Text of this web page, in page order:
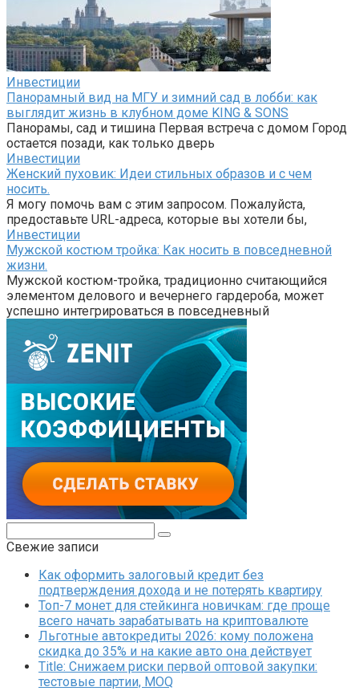
Инвестиции
Панорамный вид на МГУ и зимний сад в лобби: как
выглядит жизнь в клубном доме KING & SONS
Панорамы, сад и тишина Первая встреча с домом Город
остается позади, как только дверь
Инвестиции
Женский пуховик: Идеи стильных образов и с чем
носить.
Я могу помочь вам с этим запросом. Пожалуйста,
предоставьте URL-адреса, которые вы хотели бы,
Инвестиции
Мужской костюм тройка: Как носить в повседневной
жизни.
Мужской костюм-тройка, традиционно считающийся
элементом делового и вечернего гардероба, может
успешно интегрироваться в повседневный
Свежие записи
Как оформить залоговый кредит без
подтверждения дохода и не потерять квартиру
Топ-7 монет для стейкинга новичкам: где проще
всего начать зарабатывать на криптовалюте
Льготные автокредиты 2026: кому положена
скидка до 35% и на какие авто она действует
Title: Снижаем риски первой оптовой закупки:
тестовые партии, MOQ